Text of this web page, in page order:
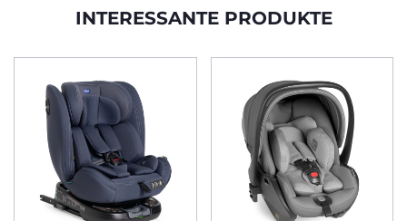
INTERESSANTE PRODUKTE